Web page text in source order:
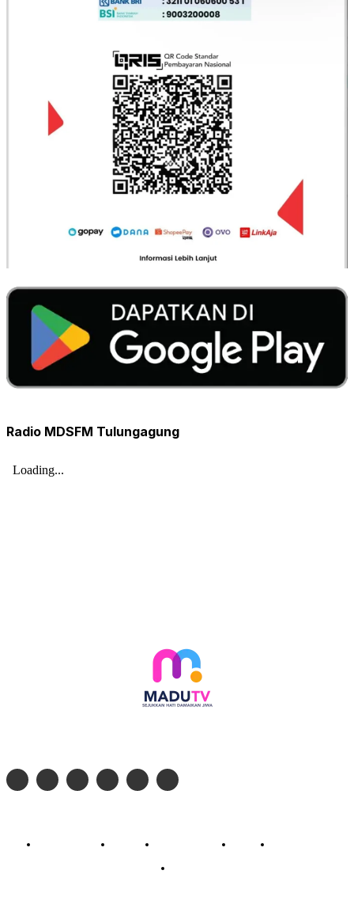
Radio MDSFM Tulungagung
Profil Madu TV Redaksi Pedoman Siber Kontak